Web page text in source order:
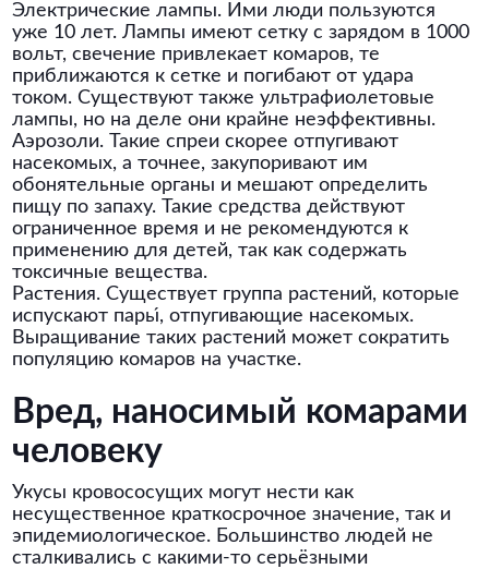
Электрические лампы. Ими люди пользуются
уже 10 лет. Лампы имеют сетку с зарядом в 1000
вольт, свечение привлекает комаров, те
приближаются к сетке и погибают от удара
током. Существуют также ультрафиолетовые
лампы, но на деле они крайне неэффективны.
Аэрозоли. Такие спреи скорее отпугивают
насекомых, а точнее, закупоривают им
обонятельные органы и мешают определить
пищу по запаху. Такие средства действуют
ограниченное время и не рекомендуются к
применению для детей, так как содержать
токсичные вещества.
Растения. Существует группа растений, которые
испускают пары́, отпугивающие насекомых.
Выращивание таких растений может сократить
популяцию комаров на участке.
Вред, наносимый комарами
человеку
Укусы кровососущих могут нести как
несущественное краткосрочное значение, так и
эпидемиологическое. Большинство людей не
сталкивались с какими-то серьёзными